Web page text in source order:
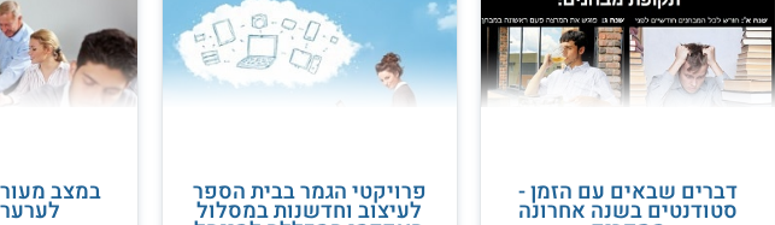
דברים שבאים עם הזמן -
סטודנטים בשנה אחרונה
פרויקטי הגמר בבית הספר
לעיצוב וחדשנות במסלול
במצב